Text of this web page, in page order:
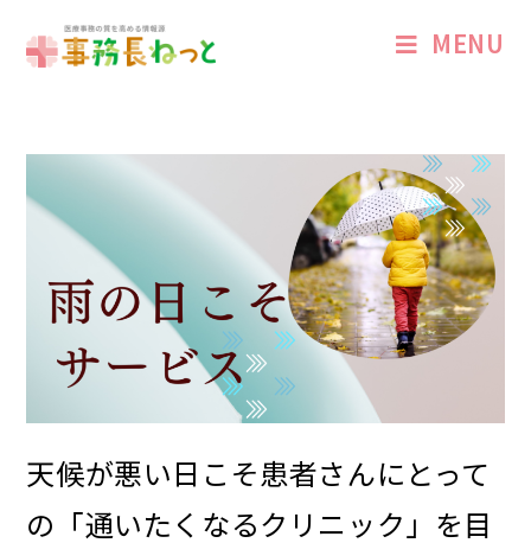
MENU
天候が悪い日こそ患者さんにとって
の「通いたくなるクリニック」を目